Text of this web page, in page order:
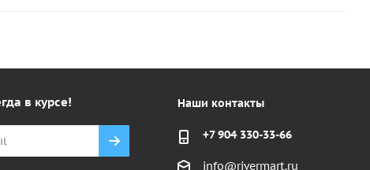
в курсе! Наши контакты
+7 904 330-33-66
info@rivermart.ru